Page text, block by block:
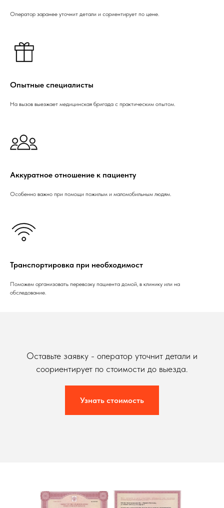
Оператор заранее уточнит детали и сориентирует по цене.
Опытные специалисты
На вызов выезжает медицинская бригада с практическим опытом.
Аккуратное отношение к пациенту
Особенно важно при помощи пожилым и маломобильным людям.
Транспортировка при необходимост
Поможем организовать перевозку пациента домой, в клинику или на
обследование.
Оставьте заявку - оператор уточнит детали и
соориентирует по стоимости до выезда.
Узнать стоимость